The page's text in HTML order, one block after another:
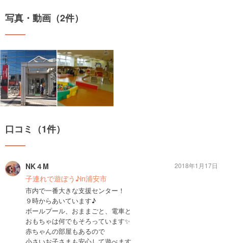
写真・動画（2件）
口コミ（1件）
NK４M
子連れで遊ぼう♪in浦安市
市内で一番大きな支援センター！
９時からあいています♪
ボールプール、おままごと、電車と
おもちゃは何でもそろっています✨
赤ちゃんの部屋もあるので
小さいお子さまも安心して遊べます
2018年1月17日